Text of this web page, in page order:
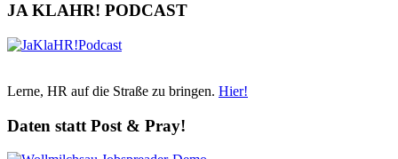
JA KLAHR! PODCAST
Lerne, HR auf die Straße zu bringen. Hier!
Daten statt Post & Pray!